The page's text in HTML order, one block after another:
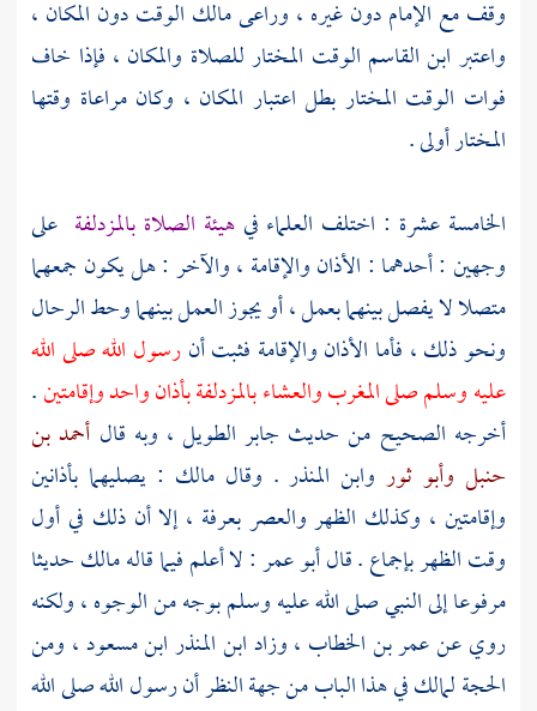
وقف مع الإمام دون غيره ، وراعىمالك الوقت دون المكان ،
واعتبر ابن القاسم الوقت المختار للصلاة والمكان ، فإذا خاف
فوات الوقت المختار بطل اعتبار المكان ، وكان مراعاة وقتها
المختار أولى .
الخامسة عشرة : اختلف العلماء فيهيئة الصلاةبالمزدلفة على
وجهين : أحدهما : الأذان والإقامة ، والآخر : هل يكون جمعهما
متصلا لا يفصل بينهما بعمل ، أو يجوز العمل بينهما وحط الرحال
ونحو ذلك ، فأما الأذان والإقامة فثبت أنرسول الله صلى الله
عليه وسلم صلى المغرب والعشاءبالمزدلفةبأذان واحد وإقامتين.
أخرجه الصحيح من حديث جابر الطويل ، وبه قال أحمد بن
حنبل وأبو ثور وابن المنذر . وقالمالك : يصليهما بأذانين
وإقامتين ، وكذلك الظهر والعصربعرفة ، إلا أن ذلك في أول
وقت الظهر بإجماع . قالأبو عمر: لا أعلم فيما قالهمالكحديثا
مرفوعا إلى النبي صلى الله عليه وسلم بوجه من الوجوه ، ولكنه
روي عنعمر بن الخطاب ، وزادابن المنذرابن مسعود، ومن
الحجةلمالكفي هذا الباب من جهة النظر أن رسول الله صلى الله